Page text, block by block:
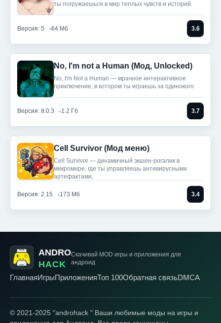
ты погружаешься в мир теплых чувств и историй.
Версия: 5 64 Мб 3.6
No, I'm not a Human (Мод, Unlocked)
No, I'm Not a Human — мрачное интерактивное
приключение, в котором ты играешь за одинокого
Версия: 8.0.3 1.2 Гб 3.7
Cell Survivor (Мод меню)
Cell Survivor — динамичный экшен-рогалик в
микромире, где ты управляешь антивирусными
артефактами,
Версия: 2.15 173 Мб 3.4
ANDRO
HACK
Скачивай MOD игры и приложения для
андроид
ГлавнаяИгрыПриложенияТоп 100Обратная связьDMCA
© 2021-2025 "androhack " Ваши любимые моды на игры и